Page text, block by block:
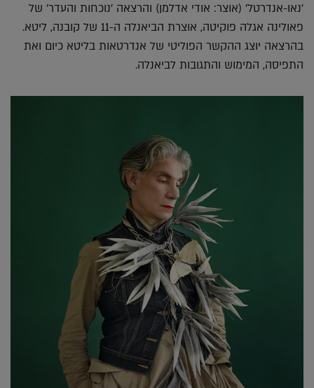
'נאו-אנדרטל' (אוצר: אודי אדלמן) והרצאה 'נוכחות והעדר' של
פאולינה אגלה פוקיטה, אוצרת הביאנלה ה-11 של קובנה, ליטא.
בהרצאה יוצג ההקשר הפוליטי של אנדרטאות בליטא כיום ואת
התפיסה, המימוש והתגובות לביאנלה.